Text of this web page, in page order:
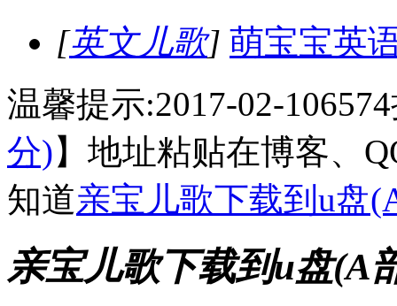
[英文儿歌] 萌宝宝英
温馨提示:2017-02-10
分)】地址粘贴在博客、
知道亲宝儿歌下载到u盘
亲宝儿歌下载到u盘(A